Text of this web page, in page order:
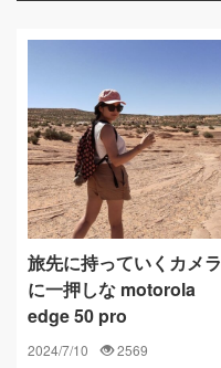
旅先に持っていくカメラ
に一押しな motorola
edge 50 pro
2024/7/10 2569